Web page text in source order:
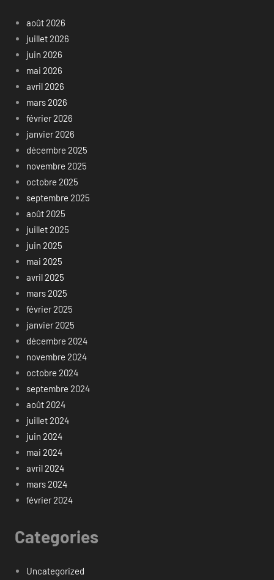
août 2026
juillet 2026
juin 2026
mai 2026
avril 2026
mars 2026
février 2026
janvier 2026
décembre 2025
novembre 2025
octobre 2025
septembre 2025
août 2025
juillet 2025
juin 2025
mai 2025
avril 2025
mars 2025
février 2025
janvier 2025
décembre 2024
novembre 2024
octobre 2024
septembre 2024
août 2024
juillet 2024
juin 2024
mai 2024
avril 2024
mars 2024
février 2024
Categories
Uncategorized